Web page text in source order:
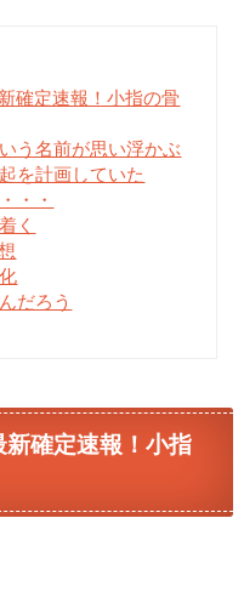
確定速報！小指の骨
う名前が思い浮かぶ
を計画していた
・・
く
だろう
確定速報！小指